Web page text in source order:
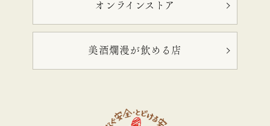
オンラインストア
美酒爛漫が飲める店